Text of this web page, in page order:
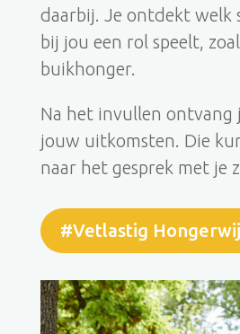
daarbij. Je ontdekt welk
bij jou een rol speelt,
buikhonger.
Na het invullen ontvang
jouw uitkomsten. Die
naar het gesprek met je
#Vetlastig